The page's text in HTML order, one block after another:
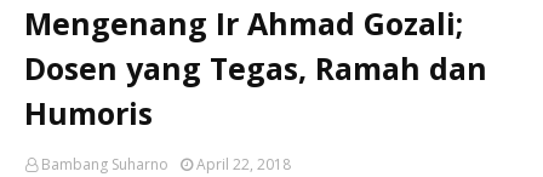
Mengenang Ir Ahmad Gozali;
Dosen yang Tegas, Ramah dan
Humoris
Bambang Suharno April 22, 2018